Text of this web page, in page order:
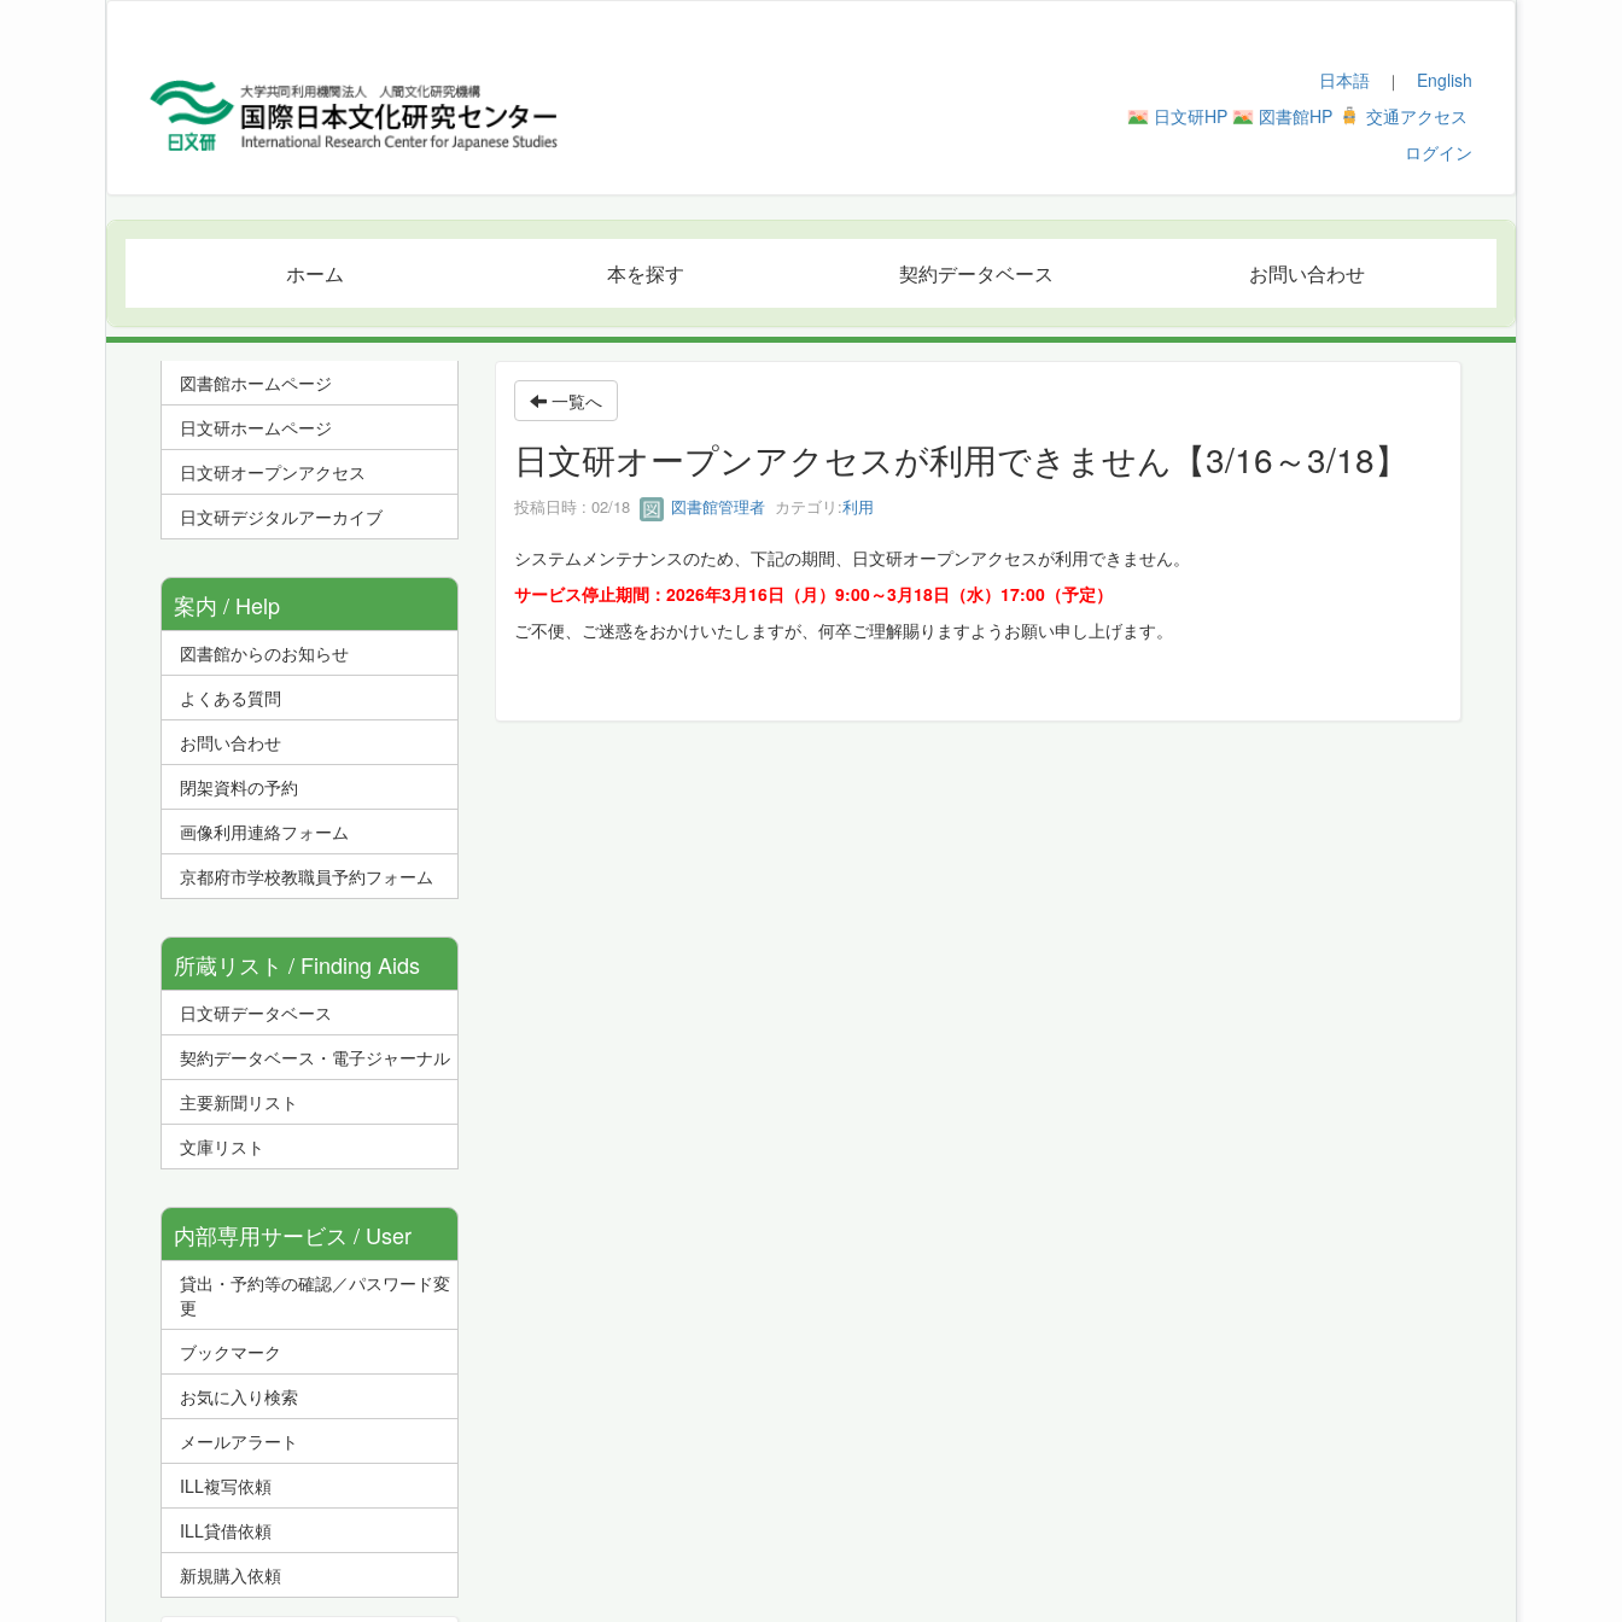
日本語｜ English
日文研HP
図書館HP
交通アクセス
ログイン
ホーム 本を探す 契約データベース お問い合わせ
一覧へ
日文研オープンアクセスが利用できません【3/16～3/18】
投稿日時 : 02/18 図書館管理者 カテゴリ:利用
システムメンテナンスのため、下記の期間、日文研オープンアクセスが利用できません。
サービス停止期間：2026年3月16日（月）9:00～3月18日（水）17:00（予定）
ご不便、ご迷惑をおかけいたしますが、何卒ご理解賜りますようお願い申し上げます。
図書館ホームページ
日文研ホームページ
日文研オープンアクセス
日文研デジタルアーカイブ
案内 / Help
図書館からのお知らせ
よくある質問
お問い合わせ
閉架資料の予約
画像利用連絡フォーム
京都府市学校教職員予約フォーム
所蔵リスト / Finding Aids
日文研データベース
契約データベース・電子ジャーナル
主要新聞リスト
文庫リスト
内部専用サービス / User
Service
貸出・予約等の確認／パスワード変
更
ブックマーク
お気に入り検索
メールアラート
ILL複写依頼
ILL貸借依頼
新規購入依頼